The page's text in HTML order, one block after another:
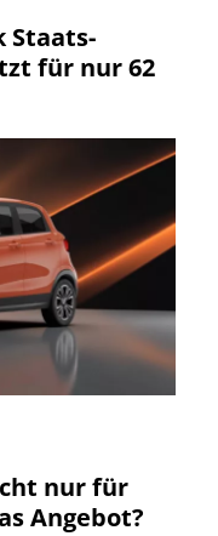
Staats-
für nur 62
nur für
Angebot?